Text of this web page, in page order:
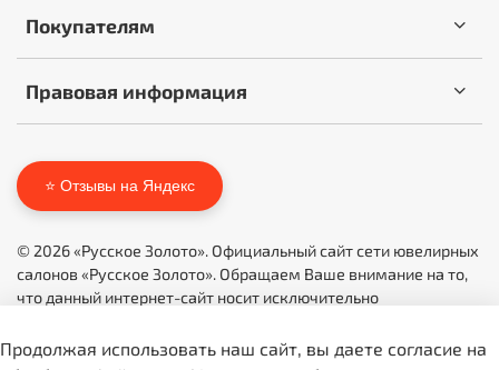
Покупателям
Правовая информация
⭐ Отзывы на Яндекс
© 2026 «Русское Золото». Официальный сайт сети ювелирных
салонов «Русское Золото». Обращаем Ваше внимание на то,
что данный интернет-сайт носит исключительно
является публичной офертой, определяемой положениями
Продолжая использовать наш сайт, вы даете согласие на